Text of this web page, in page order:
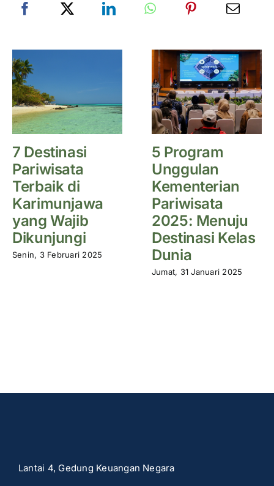
7 Destinasi
Pariwisata
Terbaik di
Karimunjawa
yang Wajib
Dikunjungi
Senin, 3 Februari 2025
5 Program
Unggulan
Kementerian
Pariwisata
2025: Menuju
Destinasi Kelas
Dunia
Jumat, 31 Januari 2025
Lantai 4, Gedung Keuangan Negara